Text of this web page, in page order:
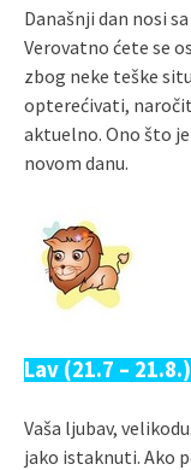
Današnji dan nosi
Verovatno ćete se
zbog neke teške
opterećivati,
aktuelno. Ono što
novom danu.
Lav (21.7 – 21.8.)
Vaša ljubav,
jako istaknuti. Ako